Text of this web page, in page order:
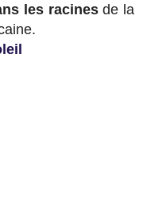
les racinesde la